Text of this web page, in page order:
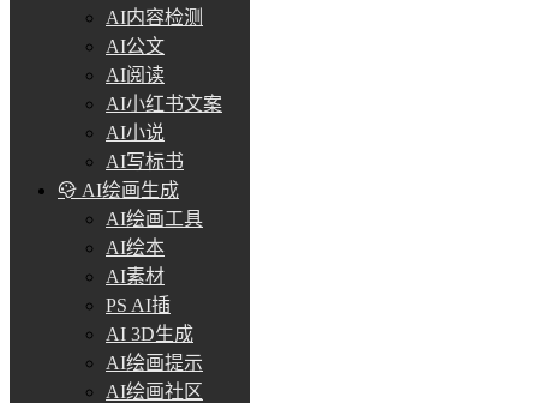
AI内容检测
AI公文
AI阅读
AI小红书文案
AI小说
AI写标书
AI绘画生成
AI绘画工具
AI绘本
AI素材
PS AI插
AI 3D生成
AI绘画提示
AI绘画社区